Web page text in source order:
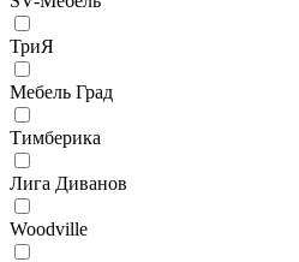
ТриЯ
Мебель Град
Тимберика
Лига Диванов
Woodville